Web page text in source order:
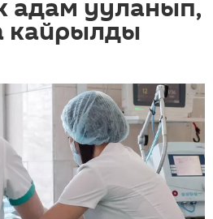
адам ууланып,
кайрылды